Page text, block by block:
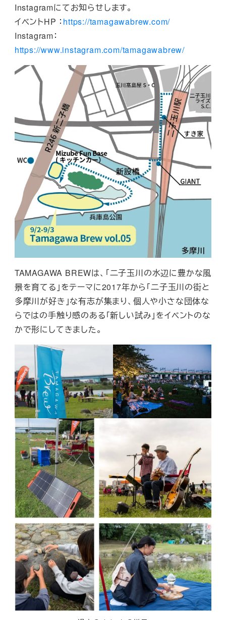
Instagramにてお知らせします。
イベントHP ： https://tamagawabrew.com/
Instagram：
https://www.instagram.com/tamagawabrew/
TAMAGAWA BREWは、「二子玉川の水辺に豊かな風
景を育てる」をテーマに2017年から「二子玉川の街と
多摩川が好き」な有志が集まり、個人や小さな団体な
らではの手触り感のある「新しい試み」をイベントのな
かで形にしてきました。